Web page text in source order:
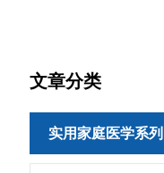
文章分类
实用家庭医学系列